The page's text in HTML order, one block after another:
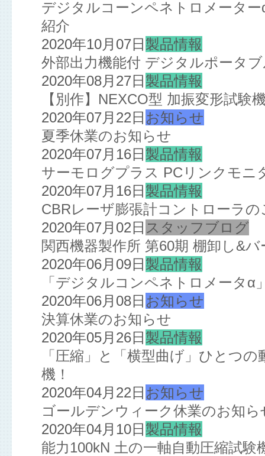
デジタルコーンペネトロメータ
紹介
2020年10月07日 製品情報
外部出力機能付 デジタルポータ
2020年08月27日 製品情報
【別作】NEXCO型 加振変形試験
2020年07月22日 お知らせ
夏季休業のお知らせ
2020年07月16日 製品情報
サーモログプラス PCリンクモニ
2020年07月16日 製品情報
CBRレーザ膨張計コントローラの
2020年07月02日 スタッフブログ
関西機器製作所 第60期 棚卸し&
2020年06月09日 製品情報
「デジタルコンペネトロメータα
2020年06月08日 お知らせ
決算休業のお知らせ
2020年05月26日 製品情報
「圧縮」と「横型曲げ」ひとつ
機！
2020年04月22日 お知らせ
ゴールデンウィーク休業のお知ら
2020年04月10日 製品情報
能力100kN 土の一軸自動圧縮試験